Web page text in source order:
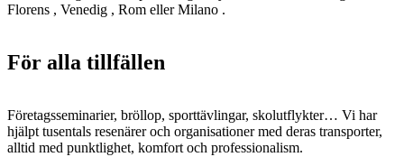
Florens , Venedig , Rom eller Milano .
För alla tillfällen
Företagsseminarier, bröllop, sporttävlingar, skolutflykter… Vi har
hjälpt tusentals resenärer och organisationer med deras transporter,
alltid med punktlighet, komfort och professionalism.